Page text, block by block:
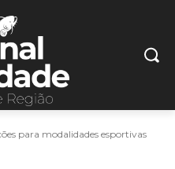
para modalidades esportivas